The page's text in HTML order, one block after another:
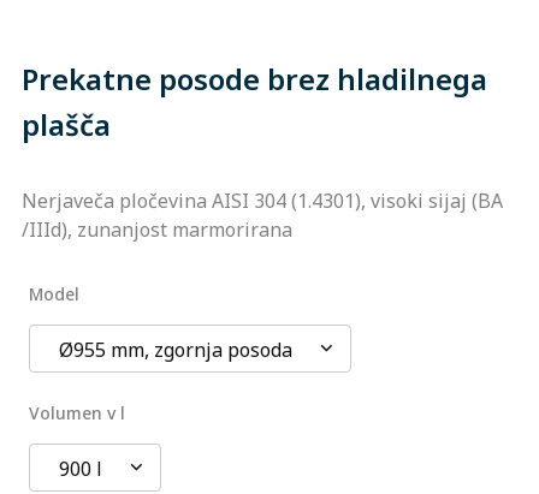
Prekatne posode brez hladilnega
plašča
Nerjaveča pločevina AISI 304 (1.4301), visoki sijaj (BA
/IIId), zunanjost marmorirana
Model
Ø955 mm, zgornja posoda
Volumen v l
900 l